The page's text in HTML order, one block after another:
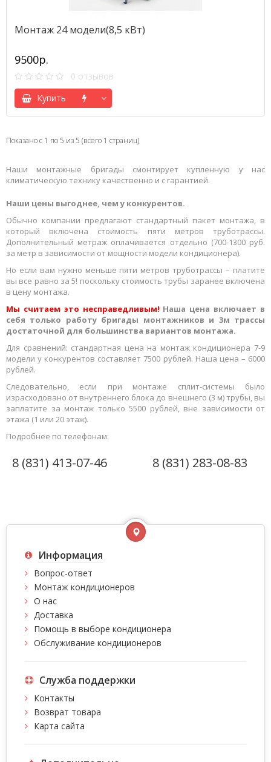
Монтаж 24 модели(8,5 кВт)
9500р.
0 отзывов
Купить
Показано с 1 по 5 из 5 (всего 1 страниц)
Наши монтажные бригады смонтирует купленную у нас
климатическую технику качественно и с гарантией.
Наши цены выгоднее, чем у конкурентов.
Обычно компании предлагают стандартный пакет монтажа, в
который включена стоимость пяти метров труботрассы.
Дополнительный метраж оплачивается отдельно (700-1300 руб.
за метр в зависимости от мощности модели кондиционера).
Но если вам нужно меньше пяти метров труботрассы – платите
вы все равно за 5! поскольку стоимость трубы заранее включена
в цену монтажа.
Мы считаем это несправедливым! Наша цена включает в
себя только работу бригады монтажников и 3м трассы
достаточной для большинства вариантов монтажа.
Для сравнений: стандартная цена на монтаж кондиционера 7-9
модели у конкурентов составляет 7500 рублей. Наша цена – 6000
рублей.
Следовательно, если при монтаже сплит-системы было
израсходовано от внутреннего блока до внешнего (3 м) трубы, вы
заплатите за монтаж только 5500 рублей, вне зависимости от
этажа (1 или 20 этаж).
Подробнее по телефонам:
8 (831) 413-07-46 8 (831) 283-08-83
Информация
Вопрос-ответ
Монтаж кондиционеров
О нас
Доставка
Помощь в выборе кондиционера
Обслуживание кондиционеров
Служба поддержки
Контакты
Возврат товара
Карта сайта